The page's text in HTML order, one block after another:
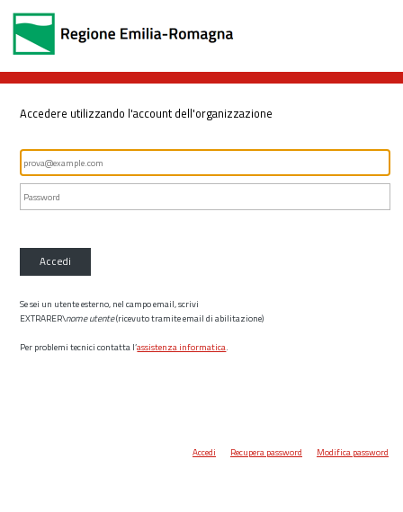
Accedere utilizzando l'account dell'organizzazione
Accedi
Se sei un utente esterno, nel campo email, scrivi
EXTRARER\nome utente(ricevuto tramite email di abilitazione)
Per problemi tecnici contatta l’assistenza informatica.
Accedi Recupera password Modifica password